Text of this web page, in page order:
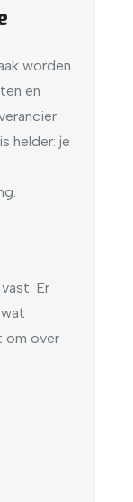
worden
en
helder: je
Er
om over